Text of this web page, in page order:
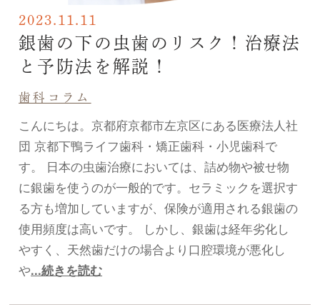
2023.11.11
銀歯の下の虫歯のリスク！治療法
と予防法を解説！
歯科コラム
こんにちは。京都府京都市左京区にある医療法人社
団 京都下鴨ライフ歯科・矯正歯科・小児歯科で
す。 日本の虫歯治療においては、詰め物や被せ物
に銀歯を使うのが一般的です。セラミックを選択す
る方も増加していますが、保険が適用される銀歯の
使用頻度は高いです。 しかし、銀歯は経年劣化し
やすく、天然歯だけの場合より口腔環境が悪化し
や...続きを読む